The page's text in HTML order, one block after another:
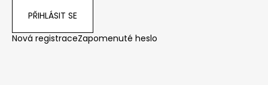
PŘIHLÁSIT SE
Nová registraceZapomenuté heslo